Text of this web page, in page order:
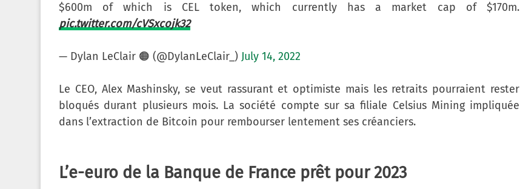
$600m of which is CEL token, which currently has a market cap of $170m.
pic.twitter.com/cVSxcojk32
— Dylan LeClair 🟠 (@DylanLeClair_) July 14, 2022
Le CEO, Alex Mashinsky, se veut rassurant et optimiste mais les retraits pourraient rester
bloqués durant plusieurs mois. La société compte sur sa filiale Celsius Mining impliquée
dans l’extraction de Bitcoin pour rembourser lentement ses créanciers.
L’e-euro de la Banque de France prêt pour 2023